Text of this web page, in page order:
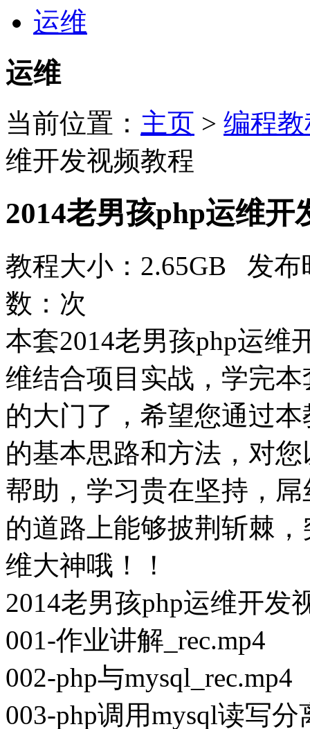
运维
运维
当前位置： 主页 > 编程
维开发视频教程
2014老男孩php运维开
教程大小：2.65GB 发
数： 次
本套2014老男孩php运维
维结合项目实战，学完
的大门了，希望您通过
的基本思路和方法，对
帮助，学习贵在坚持，
的道路上能够披荆斩棘
维大神哦！！
2014老男孩php运维开发
001-作业讲解_rec.mp4
002-php与mysql_rec.mp4
003-php调用mysql读写分